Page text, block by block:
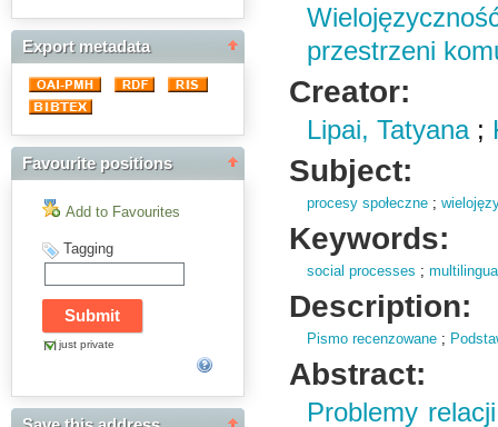
Export metadata
Favourite positions
Add to Favourites
Tagging
just private
przestrzeni
Creator:
Lipai, Tatyana;
Subject:
procesy społeczne ;
Keywords:
social processes ;
Description:
Pismo recenzowane ;
Abstract:
Problemy